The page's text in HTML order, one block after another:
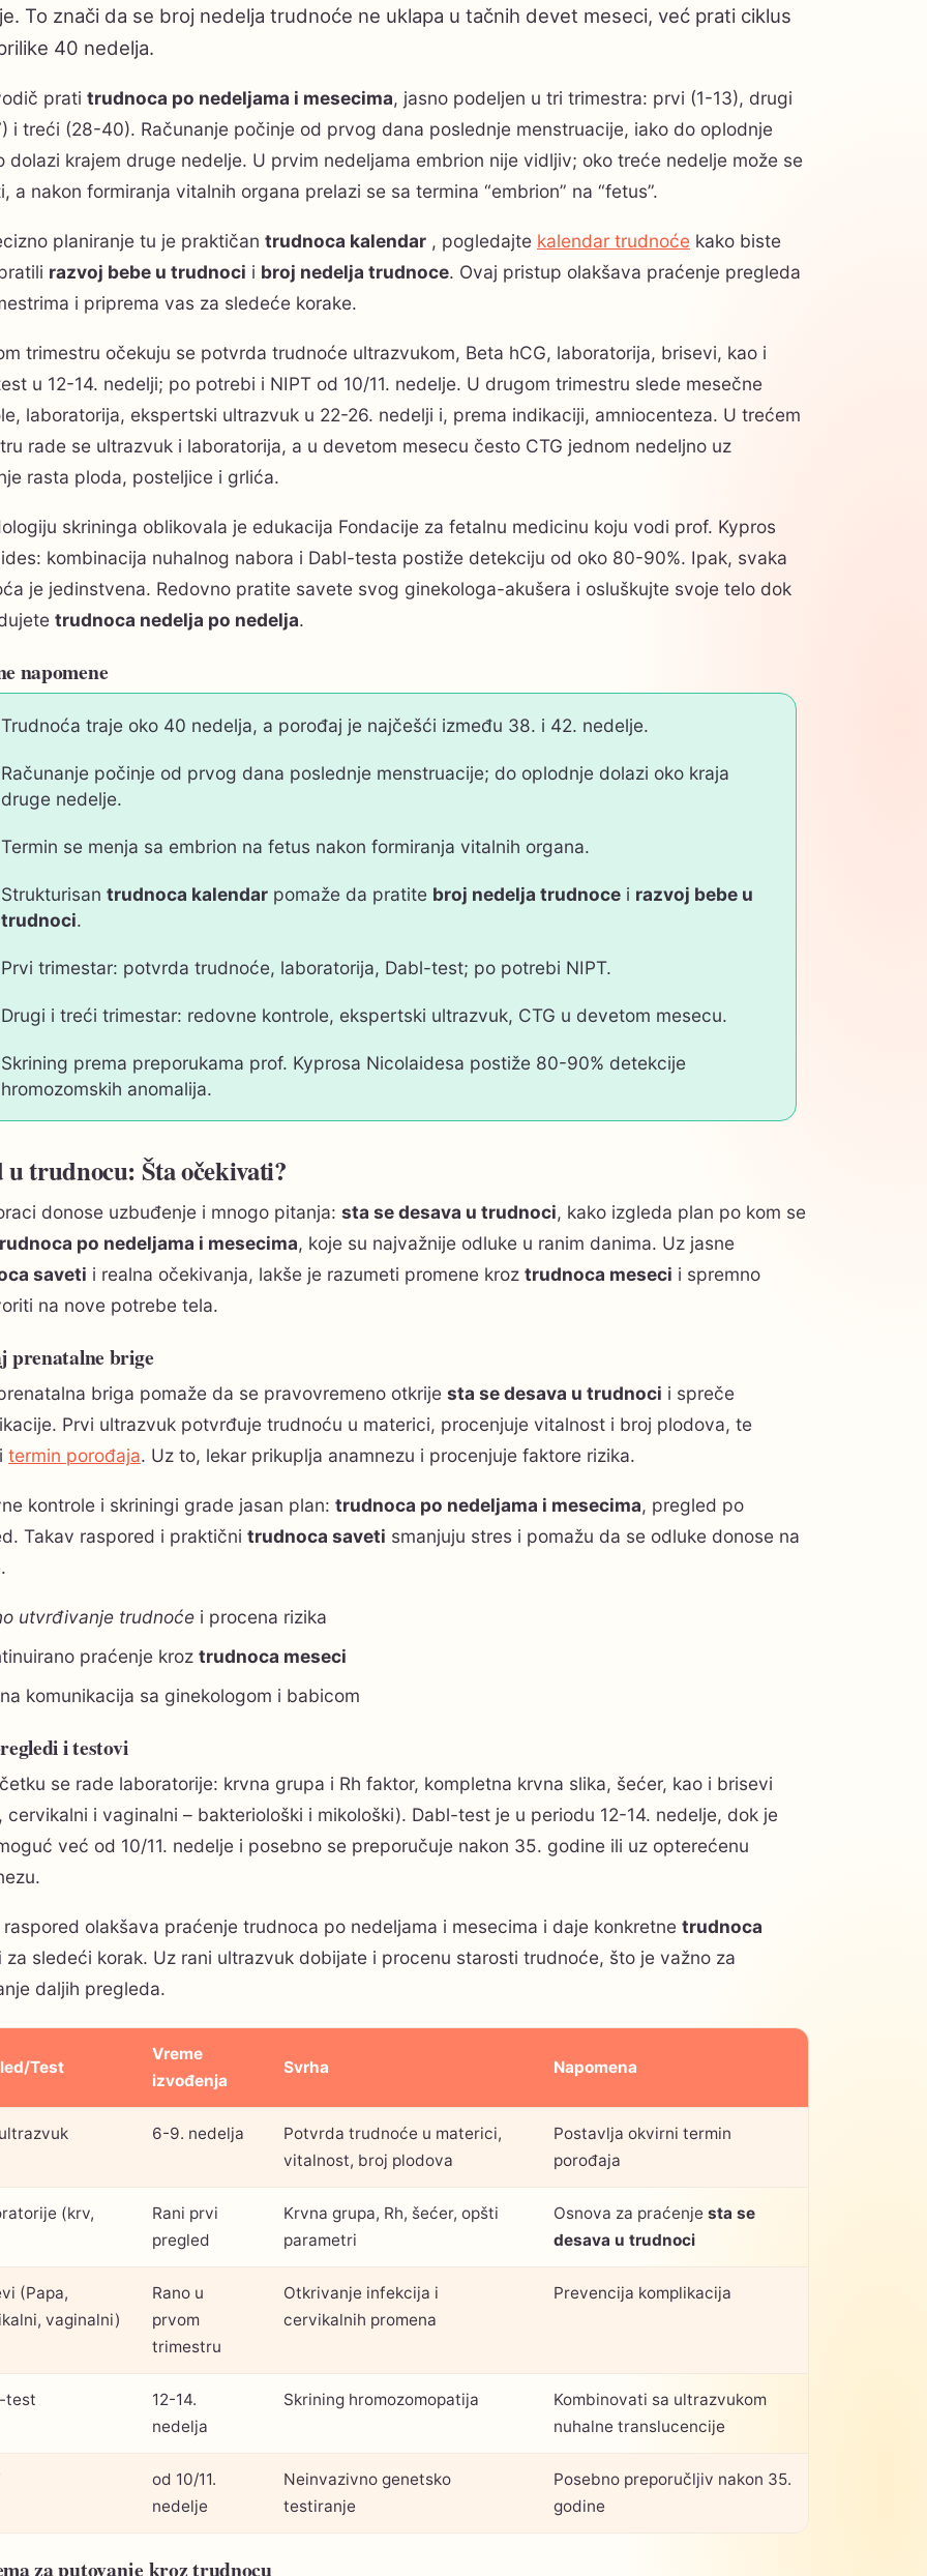
To znači da se broj nedelja trudnoće ne uklapa u tačnih devet meseci, već prati ciklus
40 nedelja.
prati trudnoca po nedeljama i mesecima, jasno podeljen u tri trimestra: prvi (1-13), drugi
i treći (28-40). Računanje počinje od prvog dana poslednje menstruacije, iako do oplodnje
dolazi krajem druge nedelje. U prvim nedeljama embrion nije vidljiv; oko treće nedelje može se
a nakon formiranja vitalnih organa prelazi se sa termina “embrion” na “fetus”.
planiranje tu je praktičan trudnoca kalendar , pogledajte kalendar trudnoće kako biste
razvoj bebe u trudnoci i broj nedelja trudnoce. Ovaj pristup olakšava praćenje pregleda
i priprema vas za sledeće korake.
trimestru očekuju se potvrda trudnoće ultrazvukom, Beta hCG, laboratorija, brisevi, kao i
u 12-14. nedelji; po potrebi i NIPT od 10/11. nedelje. U drugom trimestru slede mesečne
laboratorija, ekspertski ultrazvuk u 22-26. nedelji i, prema indikaciji, amniocenteza. U trećem
rade se ultrazvuk i laboratorija, a u devetom mesecu često CTG jednom nedeljno uz
rasta ploda, posteljice i grlića.
skrininga oblikovala je edukacija Fondacije za fetalnu medicinu koju vodi prof. Kypros
kombinacija nuhalnog nabora i Dabl-testa postiže detekciju od oko 80-90%. Ipak, svaka
je jedinstvena. Redovno pratite savete svog ginekologa-akušera i osluškujte svoje telo dok
trudnoca nedelja po nedelja.
napomene
Trudnoća traje oko 40 nedelja, a porođaj je najčešći između 38. i 42. nedelje.
Računanje počinje od prvog dana poslednje menstruacije; do oplodnje dolazi oko kraja
druge nedelje.
Termin se menja sa embrion na fetus nakon formiranja vitalnih organa.
Strukturisan trudnoca kalendar pomaže da pratite broj nedelja trudnoce i razvoj bebe u
trudnoci.
Prvi trimestar: potvrda trudnoće, laboratorija, Dabl-test; po potrebi NIPT.
Drugi i treći trimestar: redovne kontrole, ekspertski ultrazvuk, CTG u devetom mesecu.
Skrining prema preporukama prof. Kyprosa Nicolaidesa postiže 80-90% detekcije
hromozomskih anomalija.
u trudnocu: Šta očekivati?
donose uzbuđenje i mnogo pitanja: sta se desava u trudnoci, kako izgleda plan po kom se
po nedeljama i mesecima, koje su najvažnije odluke u ranim danima. Uz jasne
saveti i realna očekivanja, lakše je razumeti promene kroz trudnoca meseci i spremno
na nove potrebe tela.
prenatalne brige
briga pomaže da se pravovremeno otkrije sta se desava u trudnoci i spreče
Prvi ultrazvuk potvrđuje trudnoću u materici, procenjuje vitalnost i broj plodova, te
termin porođaja. Uz to, lekar prikuplja anamnezu i procenjuje faktore rizika.
kontrole i skriningi grade jasan plan: trudnoca po nedeljama i mesecima, pregled po
Takav raspored i praktični trudnoca saveti smanjuju stres i pomažu da se odluke donose na
utvrđivanje trudnoće i procena rizika
praćenje kroz trudnoca meseci
komunikacija sa ginekologom i babicom
i testovi
se rade laboratorije: krvna grupa i Rh faktor, kompletna krvna slika, šećer, kao i brisevi
cervikalni i vaginalni – bakteriološki i mikološki). Dabl-test je u periodu 12-14. nedelje, dok je
već od 10/11. nedelje i posebno se preporučuje nakon 35. godine ili uz opterećenu
raspored olakšava praćenje trudnoca po nedeljama i mesecima i daje konkretne trudnoca
za sledeći korak. Uz rani ultrazvuk dobijate i procenu starosti trudnoće, što je važno za
daljih pregleda.
Test
Vreme
izvođenja
Svrha Napomena
6-9. nedelja
Potvrda trudnoće u materici,
vitalnost, broj plodova
Postavlja okvirni termin
porođaja
(krv,
Rani prvi
pregled
Krvna grupa, Rh, šećer, opšti
parametri
Osnova za praćenje sta se
desava u trudnoci
(Papa,
vaginalni)
Rano u
prvom
trimestru
Otkrivanje infekcija i
cervikalnih promena
Prevencija komplikacija
test
12-14.
nedelja
Skrining hromozomopatija
Kombinovati sa ultrazvukom
nuhalne translucencije
od 10/11.
nedelje
Neinvazivno genetsko
testiranje
Posebno preporučljiv nakon 35.
godine
za putovanje kroz trudnocu